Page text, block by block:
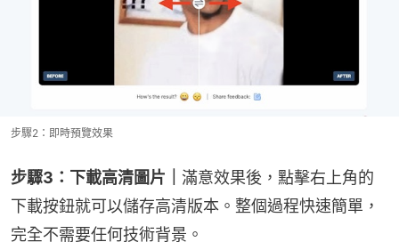
步驟2：即時預覽效果
步驟3：下載高清圖片｜ 滿意效果後，點擊右上角的
下載按鈕就可以儲存高清版本。整個過程快速簡單，
完全不需要任何技術背景。